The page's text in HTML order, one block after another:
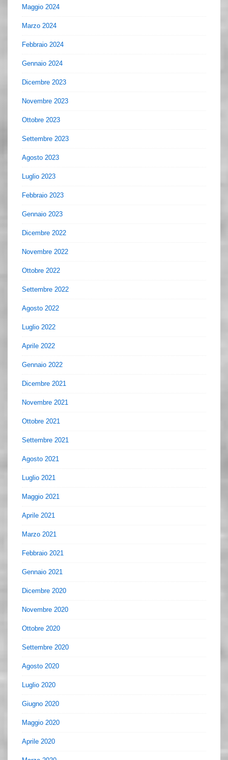
Maggio 2024
Marzo 2024
Febbraio 2024
Gennaio 2024
Dicembre 2023
Novembre 2023
Ottobre 2023
Settembre 2023
Agosto 2023
Luglio 2023
Febbraio 2023
Gennaio 2023
Dicembre 2022
Novembre 2022
Ottobre 2022
Settembre 2022
Agosto 2022
Luglio 2022
Aprile 2022
Gennaio 2022
Dicembre 2021
Novembre 2021
Ottobre 2021
Settembre 2021
Agosto 2021
Luglio 2021
Maggio 2021
Aprile 2021
Marzo 2021
Febbraio 2021
Gennaio 2021
Dicembre 2020
Novembre 2020
Ottobre 2020
Settembre 2020
Agosto 2020
Luglio 2020
Giugno 2020
Maggio 2020
Aprile 2020